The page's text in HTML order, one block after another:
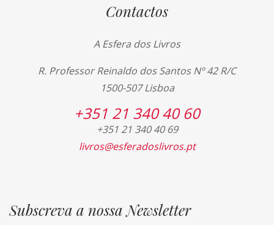
Contactos
A Esfera dos Livros
R. Professor Reinaldo dos Santos Nº 42 R/C
1500-507 Lisboa
+351 21 340 40 60
+351 21 340 40 69
livros@esferadoslivros.pt
Subscreva a nossa Newsletter